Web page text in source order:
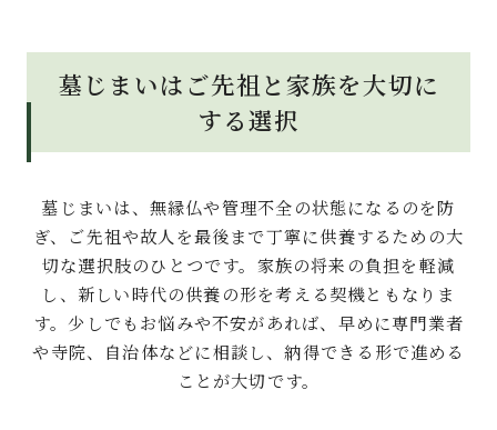
墓じまいはご先祖と家族を大切に
する選択
墓じまいは、無縁仏や管理不全の状態になるのを防
ぎ、ご先祖や故人を最後まで丁寧に供養するための大
切な選択肢のひとつです。家族の将来の負担を軽減
し、新しい時代の供養の形を考える契機ともなりま
す。少しでもお悩みや不安があれば、早めに専門業者
や寺院、自治体などに相談し、納得できる形で進める
ことが大切です。